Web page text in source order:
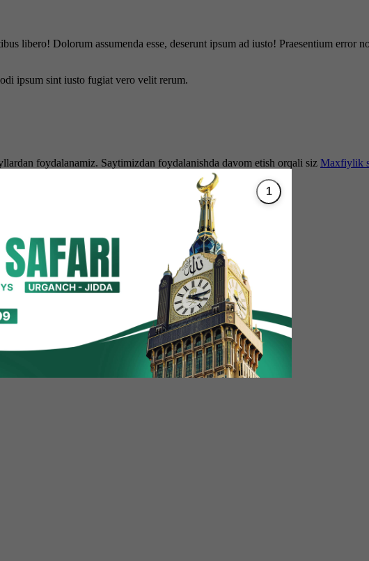
libero! Dolorum assumenda esse, deserunt ipsum ad iusto! Praesentium error
ipsum sint iusto fugiat vero velit rerum.
foydalanamiz. Saytimizdan foydalanishda davom etish orqali siz Maxfiylik